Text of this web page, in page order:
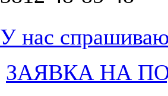
У нас
ЗАЯВКА НА